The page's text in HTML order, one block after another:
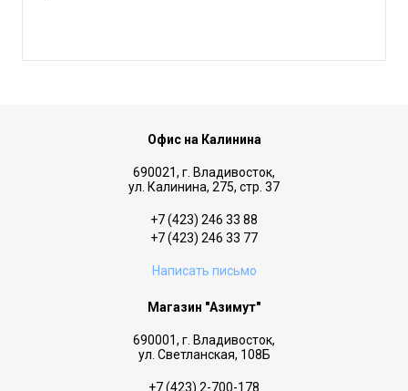
Офис на Калинина
690021, г. Владивосток,
ул. Калинина, 275, стр. 37
+7 (423) 246 33 88
+7 (423) 246 33 77
Написать письмо
Магазин "Азимут"
690001, г. Владивосток,
ул. Светланская, 108Б
+7 (423) 2-700-178